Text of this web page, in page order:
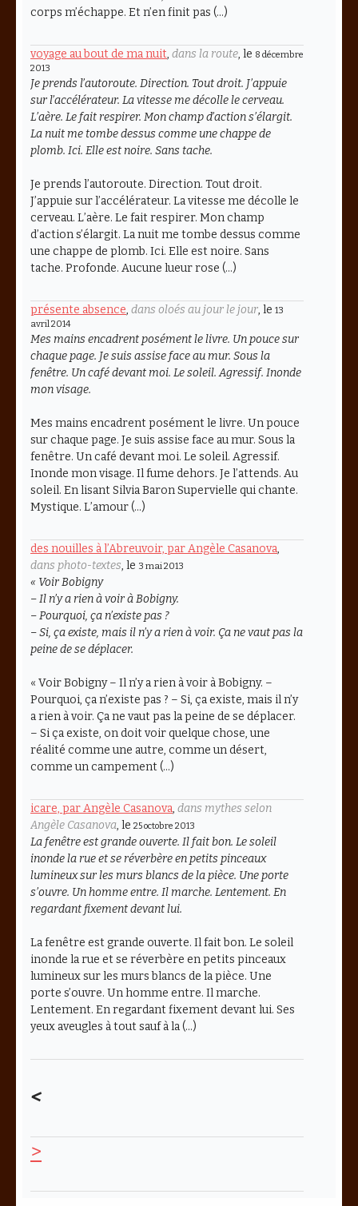
corps m’échappe. Et n’en finit pas (…)
voyage au bout de ma nuit, dans la route, le 8 décembre
2013
Je prends l’autoroute. Direction. Tout droit. J’appuie
sur l’accélérateur. La vitesse me décolle le cerveau.
L’aère. Le fait respirer. Mon champ d’action s’élargit.
La nuit me tombe dessus comme une chappe de
plomb. Ici. Elle est noire. Sans tache.
Je prends l’autoroute. Direction. Tout droit.
J’appuie sur l’accélérateur. La vitesse me décolle le
cerveau. L’aère. Le fait respirer. Mon champ
d’action s’élargit. La nuit me tombe dessus comme
une chappe de plomb. Ici. Elle est noire. Sans
tache. Profonde. Aucune lueur rose (…)
présente absence, dans oloés au jour le jour, le 13
avril 2014
Mes mains encadrent posément le livre. Un pouce sur
chaque page. Je suis assise face au mur. Sous la
fenêtre. Un café devant moi. Le soleil. Agressif. Inonde
mon visage.
Mes mains encadrent posément le livre. Un pouce
sur chaque page. Je suis assise face au mur. Sous la
fenêtre. Un café devant moi. Le soleil. Agressif.
Inonde mon visage. Il fume dehors. Je l’attends. Au
soleil. En lisant Silvia Baron Supervielle qui chante.
Mystique. L’amour (…)
des nouilles à l’Abreuvoir, par Angèle Casanova,
dans photo-textes, le 3 mai 2013
« Voir Bobigny
– Il n’y a rien à voir à Bobigny.
– Pourquoi, ça n’existe pas ?
– Si, ça existe, mais il n’y a rien à voir. Ça ne vaut pas la
peine de se déplacer.
« Voir Bobigny – Il n’y a rien à voir à Bobigny. –
Pourquoi, ça n’existe pas ? – Si, ça existe, mais il n’y
a rien à voir. Ça ne vaut pas la peine de se déplacer.
– Si ça existe, on doit voir quelque chose, une
réalité comme une autre, comme un désert,
comme un campement (…)
icare, par Angèle Casanova, dans mythes selon
Angèle Casanova, le 25 octobre 2013
La fenêtre est grande ouverte. Il fait bon. Le soleil
inonde la rue et se réverbère en petits pinceaux
lumineux sur les murs blancs de la pièce. Une porte
s’ouvre. Un homme entre. Il marche. Lentement. En
regardant fixement devant lui.
La fenêtre est grande ouverte. Il fait bon. Le soleil
inonde la rue et se réverbère en petits pinceaux
lumineux sur les murs blancs de la pièce. Une
porte s’ouvre. Un homme entre. Il marche.
Lentement. En regardant fixement devant lui. Ses
yeux aveugles à tout sauf à la (…)
<
>